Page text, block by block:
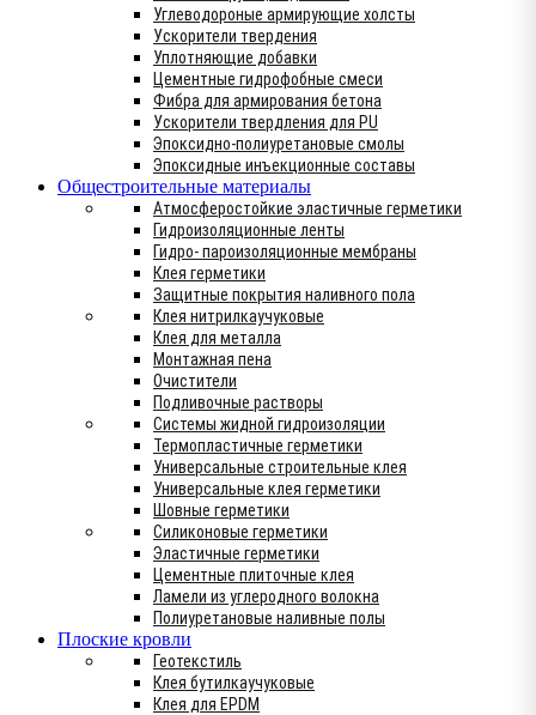
Углеводороные армирующие холсты
Ускорители твердения
Уплотняющие добавки
Цементные гидрофобные смеси
Фибра для армирования бетона
Ускорители твердления для PU
Эпоксидно-полиуретановые смолы
Эпоксидные инъекционные составы
Общестроительные материалы
Атмосферостойкие эластичные герметики
Гидроизоляционные ленты
Гидро- пароизоляционные мембраны
Клея герметики
Защитные покрытия наливного пола
Клея нитрилкаучуковые
Клея для металла
Монтажная пена
Очистители
Подливочные растворы
Системы жидной гидроизоляции
Термопластичные герметики
Универсальные строительные клея
Универсальные клея герметики
Шовные герметики
Силиконовые герметики
Эластичные герметики
Цементные плиточные клея
Ламели из углеродного волокна
Полиуретановые наливные полы
Плоские кровли
Геотекстиль
Клея бутилкаучуковые
Клея для EPDM